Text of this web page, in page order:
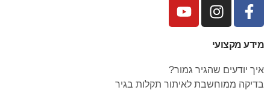
מידע מקצועי
איך יודעים שהגיר גמור?
בדיקה ממוחשבת לאיתור תקלות בגיר